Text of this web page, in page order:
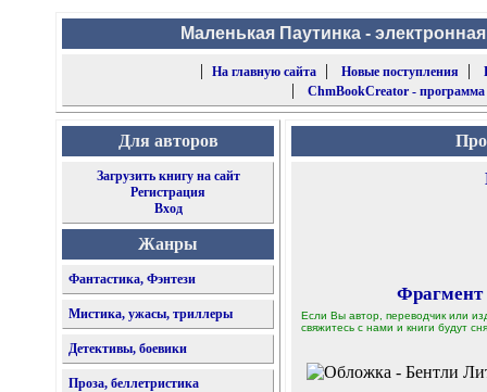
Маленькая Паутинка -
|
На главную сайта| Новые поступления |
| ChmBookCreator -
Для авторов
Загрузить книгу на сайт
Регистрация
Вход
Жанры
Фантастика, Фэнтези
Мистика, ужасы, триллеры
Детективы, боевики
Проза, беллетристика
Фрагмент
Если Вы автор, переводчик или
свяжитесь с нами и книги будут